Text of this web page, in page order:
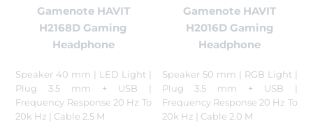
Gamenote HAVIT
H2168D Gaming
Headphone
Speaker 40 mm | LED Light |
Plug 3.5 mm + USB |
Frequency Response 20 Hz To
20k Hz | Cable 2.5 M
Gamenote HAVIT
H2016D Gaming
Headphone
Speaker 50 mm | RGB Light |
Plug 3.5 mm + USB |
Frequency Response 20 Hz To
20k Hz | Cable 2.0 M